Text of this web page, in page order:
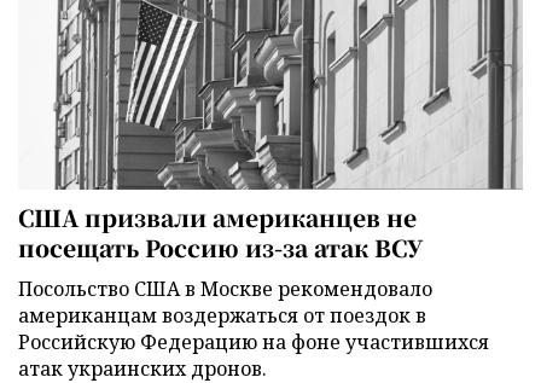
США призвали американцев не
посещать Россию из-за атак ВСУ
Посольство США в Москве рекомендовало
американцам воздержаться от поездок в
Российскую Федерацию на фоне участившихся
атак украинских дронов.